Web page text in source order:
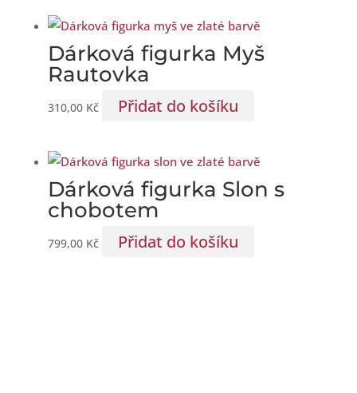
Dárková figurka Myš
Rautovka
310,00 Kč Přidat do košíku
Dárková figurka Slon s
chobotem
799,00 Kč Přidat do košíku